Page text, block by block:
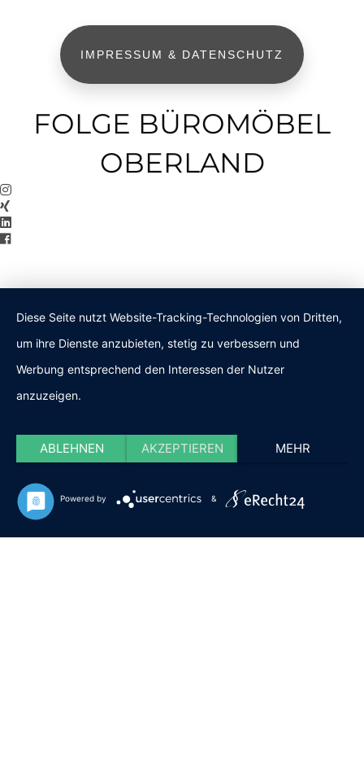
IMPRESSUM & DATENSCHUTZ
FOLGE BÜROMÖBEL
OBERLAND
Diese Seite nutzt Website-Tracking-Technologien von Dritten,
um ihre Dienste anzubieten, stetig zu verbessern und
Werbung entsprechend den Interessen der Nutzer
anzuzeigen.
ABLEHNEN AKZEPTIEREN MEHR
Powered by &